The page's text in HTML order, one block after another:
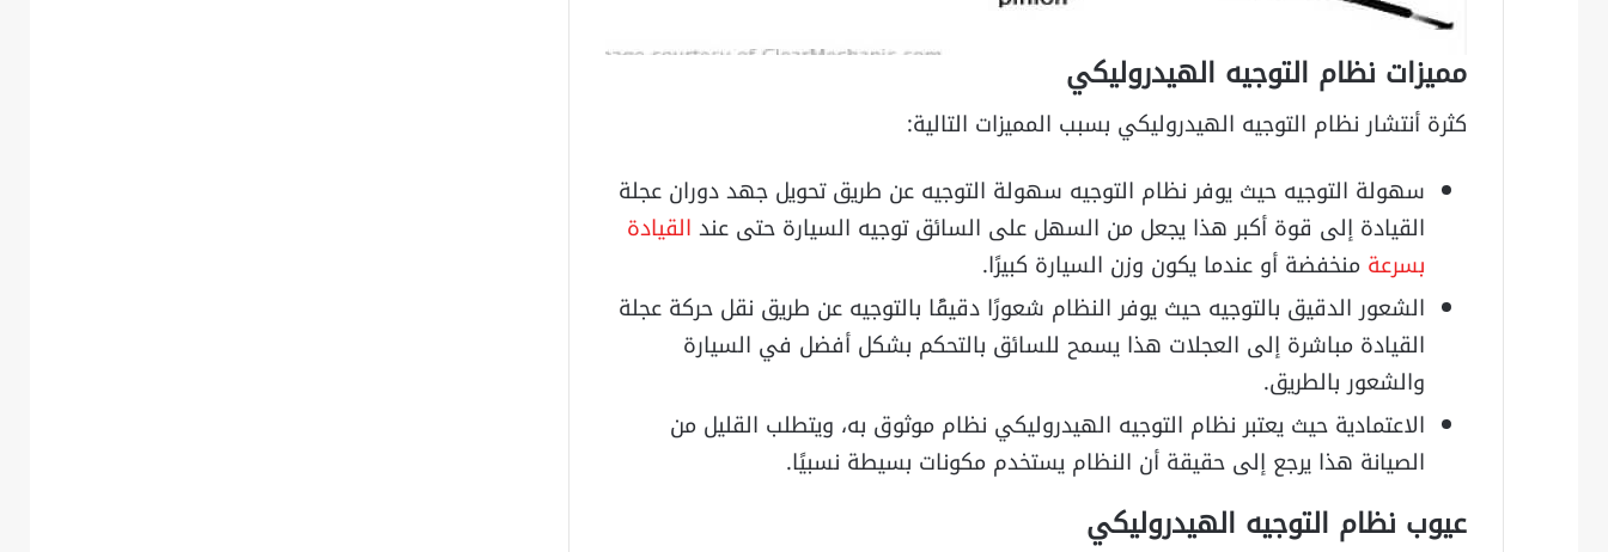
مميزات نظام التوجيه الهيدروليكي
كثرة أنتشار نظام التوجيه الهيدروليكي بسبب المميزات التالية:
سهولة التوجيه حيث يوفر نظام التوجيه سهولة التوجيه عن طريق تحويل جهد دوران عجلة
القيادة إلى قوة أكبر هذا يجعل من السهل على السائق توجيه السيارة حتى عند القيادة
بسرعة منخفضة أو عندما يكون وزن السيارة كبيرًا.
الشعور الدقيق بالتوجيه حيث يوفر النظام شعورًا دقيقًا بالتوجيه عن طريق نقل حركة عجلة
القيادة مباشرة إلى العجلات هذا يسمح للسائق بالتحكم بشكل أفضل في السيارة
والشعور بالطريق.
الاعتمادية حيث يعتبر نظام التوجيه الهيدروليكي نظام موثوق به، ويتطلب القليل من
الصيانة هذا يرجع إلى حقيقة أن النظام يستخدم مكونات بسيطة نسبيًا.
عيوب نظام التوجيه الهيدروليكي